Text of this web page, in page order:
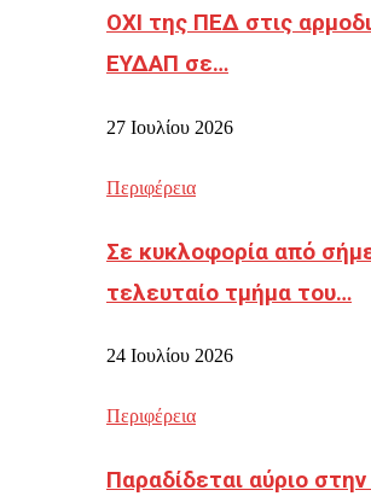
ΟΧΙ της ΠΕΔ στις
ΕΥΔΑΠ σε…
27 Ιουλίου 2026
Περιφέρεια
Σε κυκλοφορία από
τελευταίο τμήμα του…
24 Ιουλίου 2026
Περιφέρεια
Παραδίδεται αύριο